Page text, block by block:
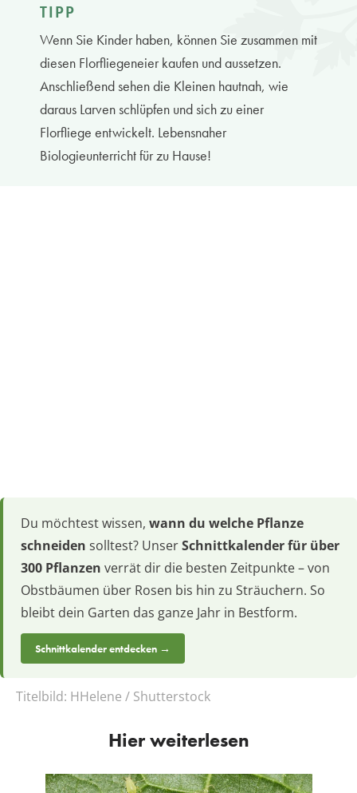
TIPP
Wenn Sie Kinder haben, können Sie zusammen mit
diesen Florfliegeneier kaufen und aussetzen.
Anschließend sehen die Kleinen hautnah, wie
daraus Larven schlüpfen und sich zu einer
Florfliege entwickelt. Lebensnaher
Biologieunterricht für zu Hause!
Du möchtest wissen, wann du welche Pflanze
schneiden solltest? UnserSchnittkalender für über
300 Pflanzen verrät dir die besten Zeitpunkte – von
Obstbäumen über Rosen bis hin zu Sträuchern. So
bleibt dein Garten das ganze Jahr in Bestform.
Schnittkalender entdecken →
Titelbild: HHelene / Shutterstock
Hier weiterlesen